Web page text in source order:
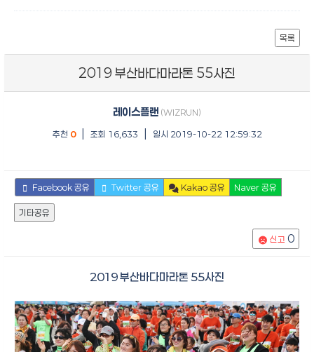
목록
2019 부산바다마라톤 55사진
레이스플랜 (WIZRUN)
추천 0 조회 16,633 일시 2019-10-22 12:59:32
Facebook 공유 Twitter 공유 Kakao 공유 Naver 공유
기타공유
신고 0
2019 부산바다마라톤 55사진